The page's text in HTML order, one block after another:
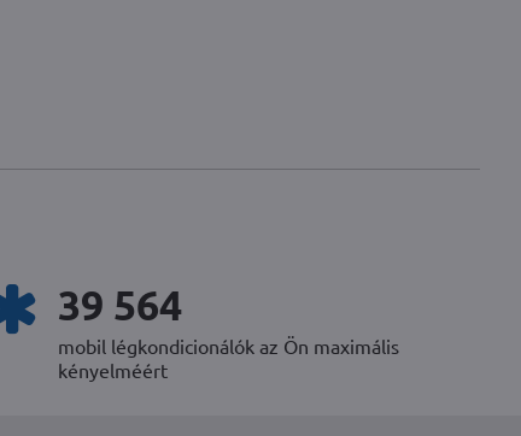
51 182
mobil légkondicionálók az Ön maximális
kényelméért